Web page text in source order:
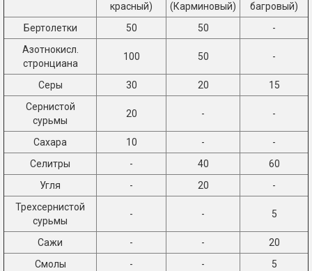
красный)
(Карминовый)
багровый)
Бертолетки
50 50
-
Азотнокисл.
стронциана
100 50 -
Серы 30 20
15
Сернистой
сурьмы
20 - -
Сахара 10 -
-
Селитры
- 40
60
Угля
- 20
-
Трехсернистой
сурьмы
- - 5
Сажи - -
20
Смолы
- -
5